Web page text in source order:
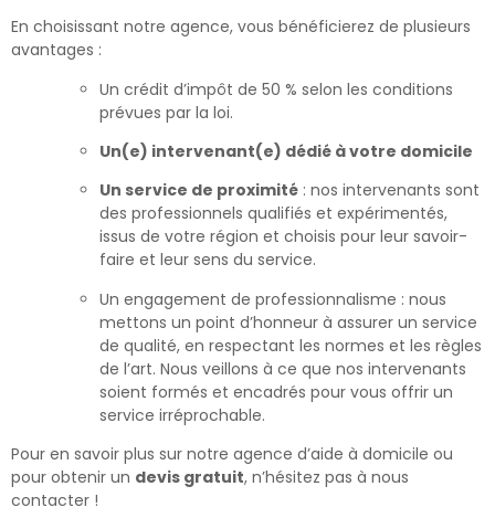
En choisissant notre agence, vous bénéficierez de plusieurs
avantages :
Un crédit d’impôt de 50 % selon les conditions
prévues par la loi.
Un(e) intervenant(e) dédié à votre domicile
Un service de proximité : nos intervenants sont
des professionnels qualifiés et expérimentés,
issus de votre région et choisis pour leur savoir-
faire et leur sens du service.
Un engagement de professionnalisme : nous
mettons un point d’honneur à assurer un service
de qualité, en respectant les normes et les règles
de l’art. Nous veillons à ce que nos intervenants
soient formés et encadrés pour vous offrir un
service irréprochable.
Pour en savoir plus sur notre agence d’aide à domicile ou
pour obtenir un devis gratuit, n’hésitez pas à nous
contacter !